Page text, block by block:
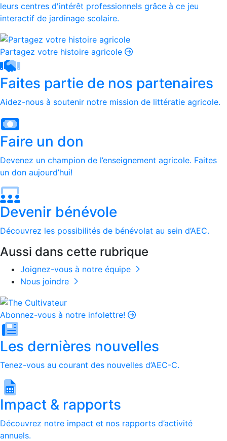
leurs centres d'intérêt professionnels grâce à ce jeu
interactif de jardinage scolaire.
Partagez votre histoire agricole
Faites partie de nos partenaires
Aidez-nous à soutenir notre mission de littératie agricole.
Faire un don
Devenez un champion de l’enseignement agricole. Faites
un don aujourd’hui!
Devenir bénévole
Découvrez les possibilités de bénévolat au sein d’AEC.
Aussi dans cette rubrique
Joignez-vous à notre équipe
Nous joindre
Abonnez-vous à notre infolettre!
Les dernières nouvelles
Tenez-vous au courant des nouvelles d’AEC-C.
Impact & rapports
Découvrez notre impact et nos rapports d’activité
annuels.